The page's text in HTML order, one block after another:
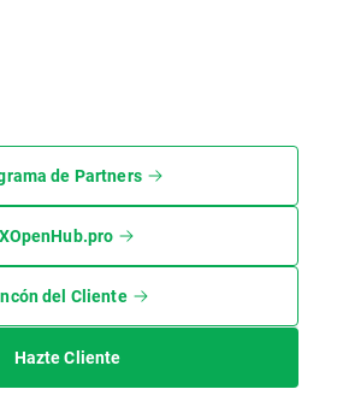
de Partners
XOpenHub.pro
del Cliente
Hazte Cliente